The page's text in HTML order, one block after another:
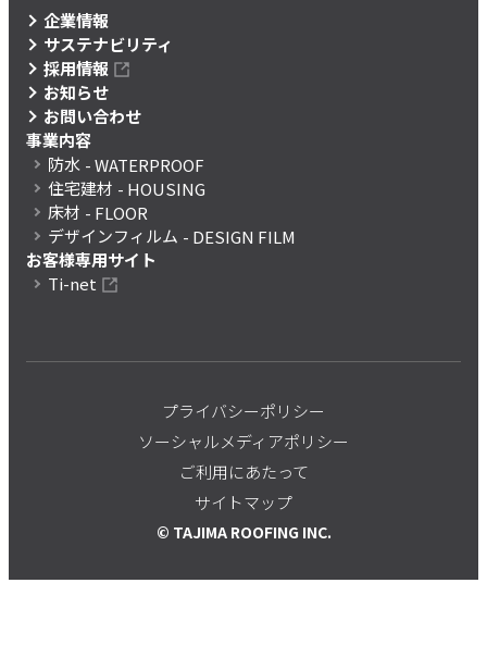
企業情報
サステナビリティ
採用情報
お知らせ
お問い合わせ
事業内容
防水 - WATERPROOF
住宅建材 - HOUSING
床材 - FLOOR
デザインフィルム - DESIGN FILM
お客様専用サイト
Ti-net
プライバシーポリシー
ソーシャルメディアポリシー
ご利用にあたって
サイトマップ
© TAJIMA ROOFING INC.